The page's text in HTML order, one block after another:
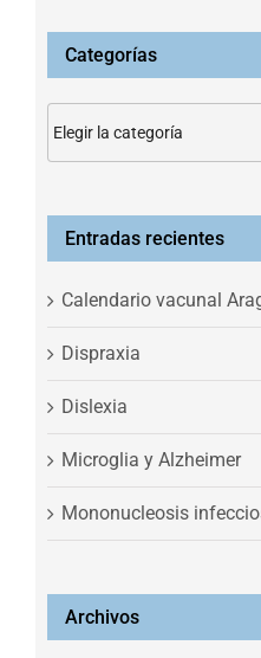
Categorías
Entradas recientes
Calendario vacunal
Dispraxia
Dislexia
Microglia y Alzheimer
Mononucleosis
Archivos